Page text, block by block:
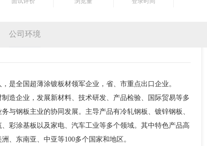
公司环境
是全国超薄涂镀板材领军企业，省、市重点出口企业。
造企业，发展新材料、技术研发、产品检验、国际贸易等多
与钢板主业的协同发展。主导产品有冷轧钢板、镀锌钢板、
彩涂基板以及家电、汽车工业等多个领域。其中特色产品高
、东南亚、中亚等100多个国家和地区。